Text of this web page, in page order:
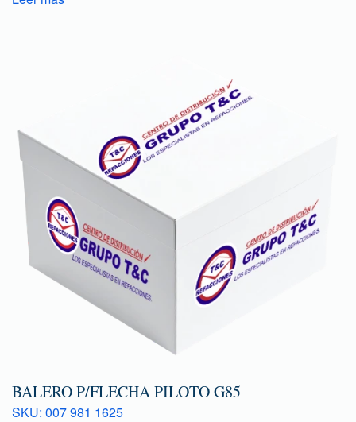
BALERO P/FLECHA PILOTO G85
SKU: 007 981 1625